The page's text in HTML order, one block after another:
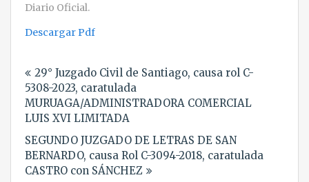
Diario Oficial.
Descargar Pdf
de
entradas
29° Juzgado Civil de Santiago, causa rol C-
5308-2023, caratulada
MURUAGA/ADMINISTRADORA COMERCIAL
LUIS XVI LIMITADA
SEGUNDO JUZGADO DE LETRAS DE SAN
BERNARDO, causa Rol C-3094-2018, caratulada
CASTRO con SÁNCHEZ